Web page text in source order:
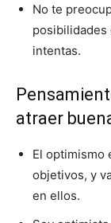
No te
posibilidades
intentas.
atraer
El optimismo
objetivos, y
en ellos.